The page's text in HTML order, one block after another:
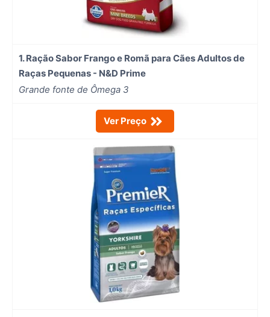
1. Ração Sabor Frango e Romã para Cães Adultos de
Raças Pequenas - N&D Prime
Grande fonte de Ômega 3
Ver Preço